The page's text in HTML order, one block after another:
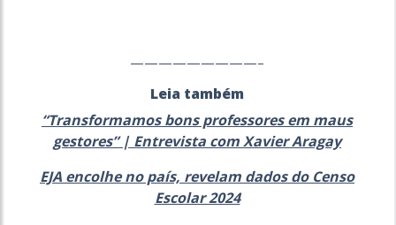
—————————–
Leia também
“Transformamos bons professores em maus
gestores” | Entrevista com Xavier Aragay
EJA encolhe no país, revelam dados do Censo
Escolar 2024